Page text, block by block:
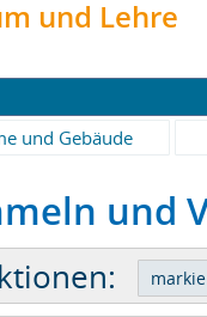
und Lehre
und Gebäude
und